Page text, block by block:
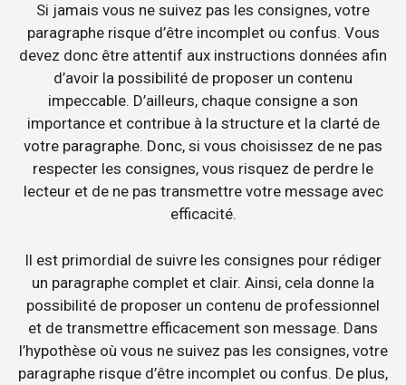
Si jamais vous ne suivez pas les consignes, votre
paragraphe risque d’être incomplet ou confus. Vous
devez donc être attentif aux instructions données afin
d’avoir la possibilité de proposer un contenu
impeccable. D’ailleurs, chaque consigne a son
importance et contribue à la structure et la clarté de
votre paragraphe. Donc, si vous choisissez de ne pas
respecter les consignes, vous risquez de perdre le
lecteur et de ne pas transmettre votre message avec
efficacité.
Il est primordial de suivre les consignes pour rédiger
un paragraphe complet et clair. Ainsi, cela donne la
possibilité de proposer un contenu de professionnel
et de transmettre efficacement son message. Dans
l’hypothèse où vous ne suivez pas les consignes, votre
paragraphe risque d’être incomplet ou confus. De plus,